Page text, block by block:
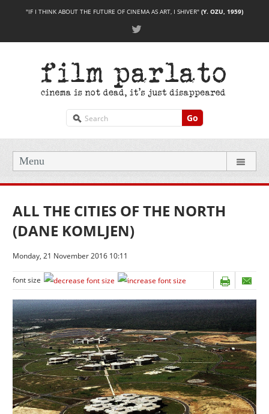
"IF I THINK ABOUT THE FUTURE OF CINEMA AS ART, I SHIVER" (Y. OZU, 1959)
Go
Menu
ALL THE CITIES OF THE NORTH
(DANE KOMLJEN)
Monday, 21 November 2016 10:11
font size